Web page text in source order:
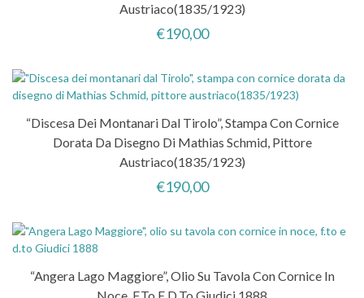
Austriaco(1835/1923)
€190,00
“Discesa Dei Montanari Dal Tirolo”, Stampa Con Cornice
Dorata Da Disegno Di Mathias Schmid, Pittore
Austriaco(1835/1923)
€190,00
“Angera Lago Maggiore”, Olio Su Tavola Con Cornice In